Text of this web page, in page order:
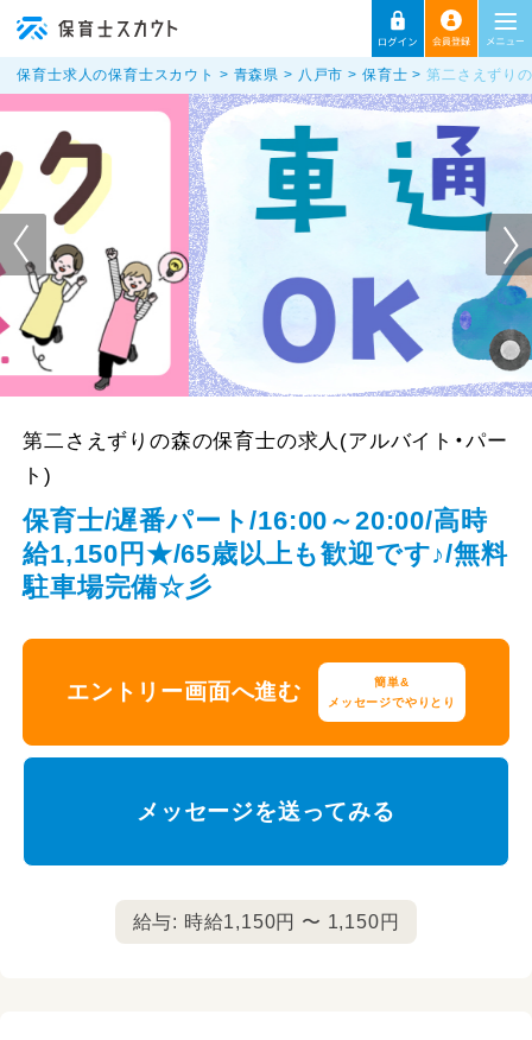
保育士求人の保育士スカウト 青森県 八戸市 保育士 第二さえずり
第二さえずりの森の保育士の求人(アルバイト・パー
ト)
保育士/遅番パート/16:00～20:00/高時
給1,150円★/65歳以上も歓迎です♪/無料
駐車場完備☆彡
エントリー画面へ進む
簡単&
メッセージでやりとり
メッセージを送ってみる
給与: 時給1,150円 〜 1,150円